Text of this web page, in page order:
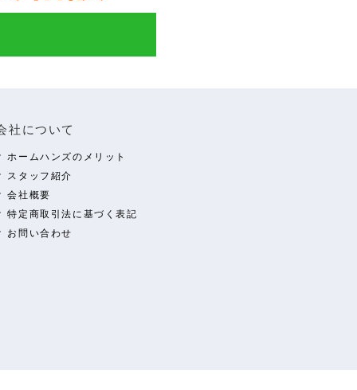
社について
ホームハンズのメリット
スタッフ紹介
会社概要
特定商取引法に基づく表記
お問い合わせ